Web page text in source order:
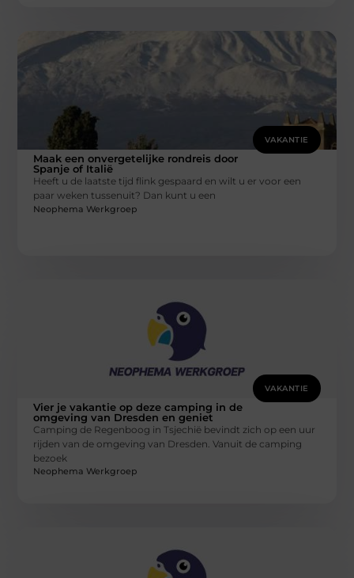
VAKANTIE
Maak een onvergetelijke rondreis door
Spanje of Italië
Heeft u de laatste tijd flink gespaard en wilt u er voor een
paar weken tussenuit? Dan kunt u een
Neophema Werkgroep
VAKANTIE
Vier je vakantie op deze camping in de
omgeving van Dresden en geniet
Camping de Regenboog in Tsjechië bevindt zich op een uur
rijden van de omgeving van Dresden. Vanuit de camping
bezoek
Neophema Werkgroep